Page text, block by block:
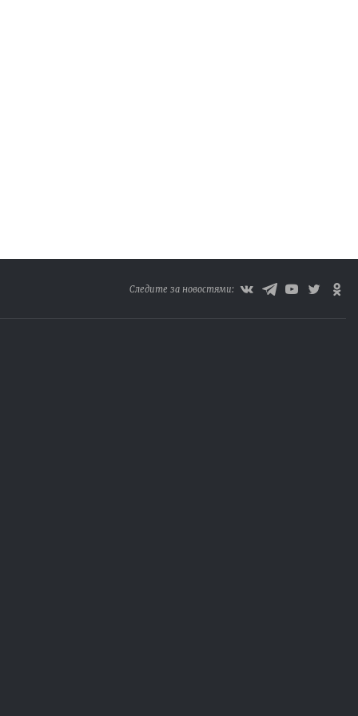
Следите за новостями: